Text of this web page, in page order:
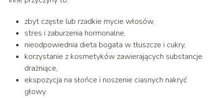
zbyt częste lub rzadkie mycie włosów,
stres i zaburzenia hormonalne,
nieodpowiednia dieta bogata w tłuszcze i cukry,
korzystanie z kosmetyków zawierających substancje
drażniące,
ekspozycja na słońce i noszenie ciasnych nakryć
głowy.